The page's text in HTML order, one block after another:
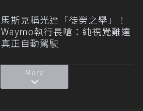
馬斯克稱光達「徒勞之舉」！
Waymo執行長嗆：純視覺難達
真正自動駕駛
More